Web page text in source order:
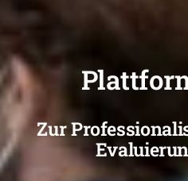
Zur